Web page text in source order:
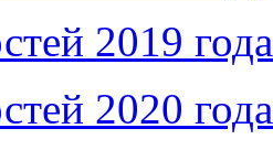
2019 года
2020 года